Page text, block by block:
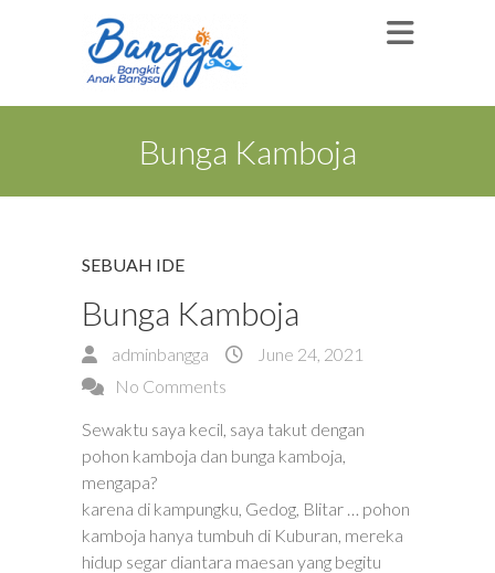
Bunga Kamboja
SEBUAH IDE
Bunga Kamboja
adminbangga
June 24, 2021
No Comments
Sewaktu saya kecil, saya takut dengan
pohon kamboja dan bunga kamboja,
mengapa?
karena di kampungku, Gedog, Blitar … pohon
kamboja hanya tumbuh di Kuburan, mereka
hidup segar diantara maesan yang begitu